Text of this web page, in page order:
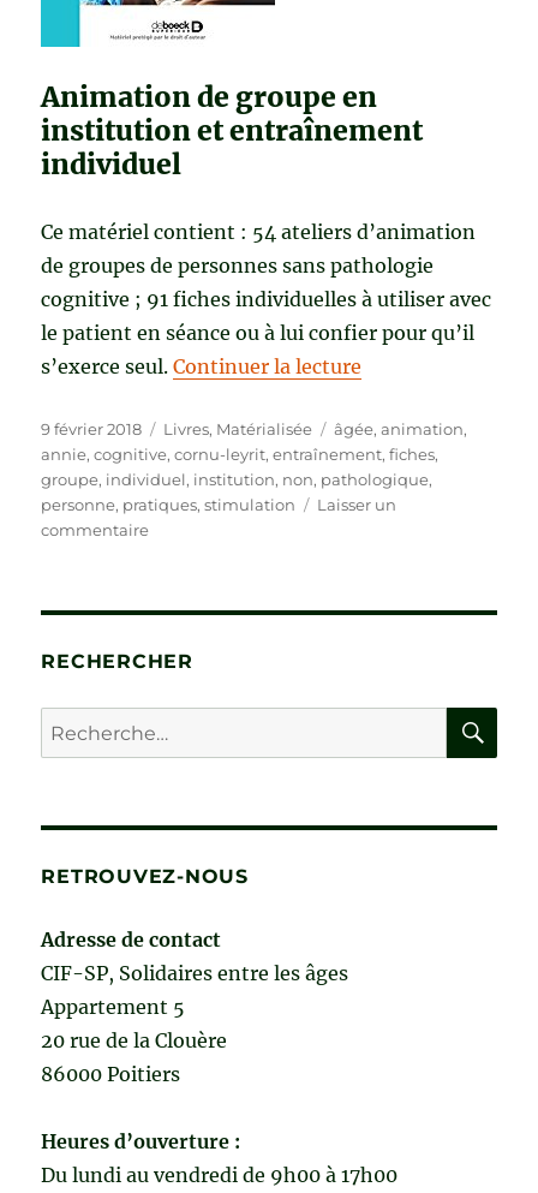
Animation de groupe en
institution et entraînement
individuel
Ce matériel contient : 54 ateliers d’animation
de groupes de personnes sans pathologie
cognitive ; 91 fiches individuelles à utiliser avec
le patient en séance ou à lui confier pour qu’il
s’exerce seul.Continuer la lecture
Publié
le
9 février 2018 Catégories
Livres, Matérialisée Étiquettes
âgée,animation,
annie,cognitive,cornu-leyrit,entraînement,fiches,
groupe, individuel, institution, non, pathologique,
personne, pratiques,stimulation
Laisser un
commentairesur
PERSONNE
NON
PATHOLOGIQUE
de
Leyrit
RECHERCHER
Recherche
pour :
RETROUVEZ-NOUS
Adresse de contact
CIF-SP, Solidaires entre les âges
Appartement 5
20 rue de la Clouère
86000 Poitiers
Heures d’ouverture :
Du lundi au vendredi de 9h00 à 17h00